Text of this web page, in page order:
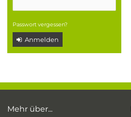
Passwort vergessen?
Anmelden
Mehr über...